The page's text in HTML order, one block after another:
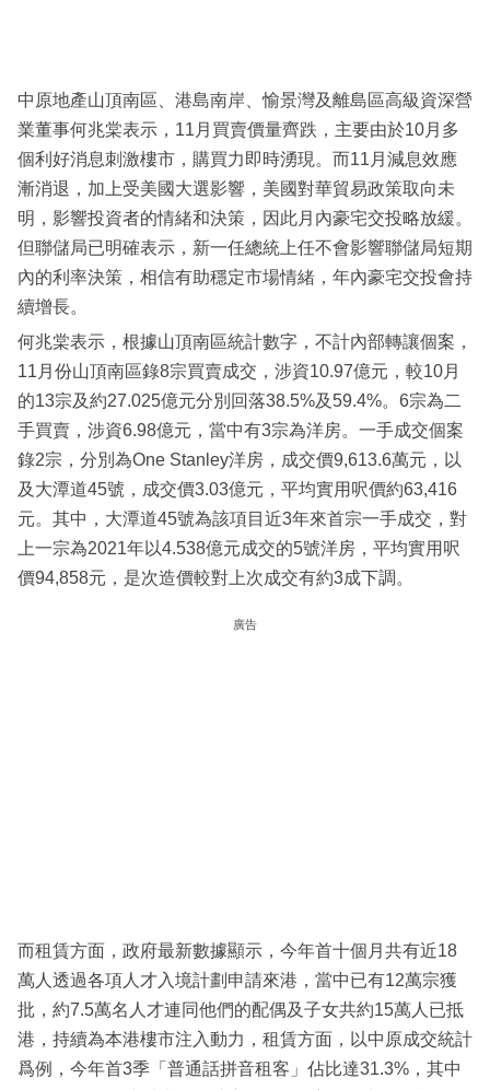
中原地產山頂南區、港島南岸、愉景灣及離島區高級資深營
業董事何兆棠表示，11月買賣價量齊跌，主要由於10月多
個利好消息刺激樓市，購買力即時湧現。而11月減息效應
漸消退，加上受美國大選影響，美國對華貿易政策取向未
明，影響投資者的情緒和決策，因此月內豪宅交投略放緩。
但聯儲局已明確表示，新一任總統上任不會影響聯儲局短期
內的利率決策，相信有助穩定市場情緒，年內豪宅交投會持
續增長。
何兆棠表示，根據山頂南區統計數字，不計內部轉讓個案，
11月份山頂南區錄8宗買賣成交，涉資10.97億元，較10月
的13宗及約27.025億元分別回落38.5%及59.4%。6宗為二
手買賣，涉資6.98億元，當中有3宗為洋房。一手成交個案
錄2宗，分別為One Stanley洋房，成交價9,613.6萬元，以
及大潭道45號，成交價3.03億元，平均實用呎價約63,416
元。其中，大潭道45號為該項目近3年來首宗一手成交，對
上一宗為2021年以4.538億元成交的5號洋房，平均實用呎
價94,858元，是次造價較對上次成交有約3成下調。
廣告
而租賃方面，政府最新數據顯示，今年首十個月共有近18
萬人透過各項人才入境計劃申請來港，當中已有12萬宗獲
批，約7.5萬名人才連同他們的配偶及子女共約15萬人已抵
港，持續為本港樓市注入動力，租賃方面，以中原成交統計
爲例，今年首3季「普通話拼音租客」佔比達31.3%，其中